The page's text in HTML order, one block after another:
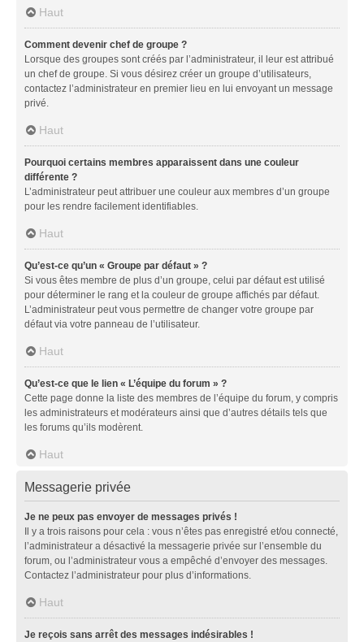
Haut
Comment devenir chef de groupe ?
Lorsque des groupes sont créés par l’administrateur, il leur est attribué
un chef de groupe. Si vous désirez créer un groupe d’utilisateurs,
contactez l’administrateur en premier lieu en lui envoyant un message
privé.
Haut
Pourquoi certains membres apparaissent dans une couleur
différente ?
L’administrateur peut attribuer une couleur aux membres d’un groupe
pour les rendre facilement identifiables.
Haut
Qu’est-ce qu’un « Groupe par défaut » ?
Si vous êtes membre de plus d’un groupe, celui par défaut est utilisé
pour déterminer le rang et la couleur de groupe affichés par défaut.
L’administrateur peut vous permettre de changer votre groupe par
défaut via votre panneau de l’utilisateur.
Haut
Qu’est-ce que le lien « L’équipe du forum » ?
Cette page donne la liste des membres de l’équipe du forum, y compris
les administrateurs et modérateurs ainsi que d’autres détails tels que
les forums qu’ils modèrent.
Haut
Messagerie privée
Je ne peux pas envoyer de messages privés !
Il y a trois raisons pour cela : vous n’êtes pas enregistré et/ou connecté,
l’administrateur a désactivé la messagerie privée sur l’ensemble du
forum, ou l’administrateur vous a empêché d’envoyer des messages.
Contactez l’administrateur pour plus d’informations.
Haut
Je reçois sans arrêt des messages indésirables !